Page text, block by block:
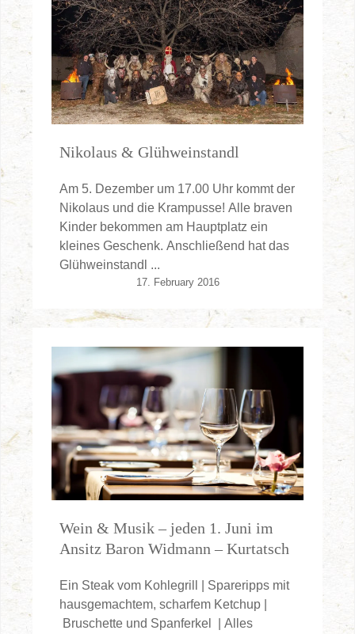
Nikolaus & Glühweinstandl
Am 5. Dezember um 17.00 Uhr kommt der
Nikolaus und die Krampusse! Alle braven
Kinder bekommen am Hauptplatz ein
kleines Geschenk. Anschließend hat das
Glühweinstandl ...
17. February 2016
Wein & Musik – jeden 1. Juni im
Ansitz Baron Widmann – Kurtatsch
Ein Steak vom Kohlegrill | Spareripps mit
hausgemachtem, scharfem Ketchup |
Bruschette und Spanferkel | Alles